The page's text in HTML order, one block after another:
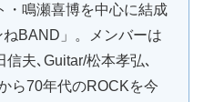
・鳴瀬喜博を中心に結成
BAND」。メンバーは
夫､Guitar/松本孝弘､
ら70年代のROCKを今